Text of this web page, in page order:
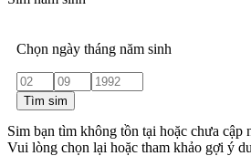
Chọn ngày tháng năm sinh
Tìm sim
Sim bạn tìm không tồn tại hoặc chưa cập
Vui lòng chọn lại hoặc tham khảo gợi ý